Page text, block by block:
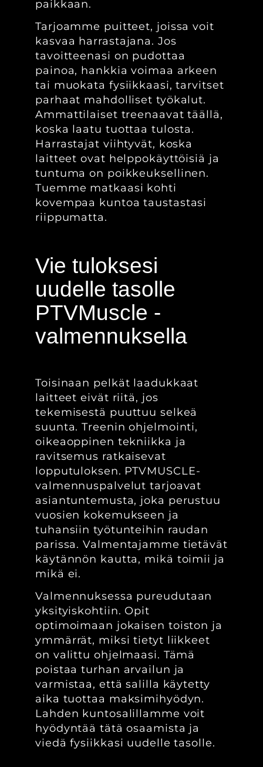
paikkaan.
Tarjoamme puitteet, joissa voit
kasvaa harrastajana. Jos
tavoitteenasi on pudottaa
painoa, hankkia voimaa arkeen
tai muokata fysiikkaasi, tarvitset
parhaat mahdolliset työkalut.
Ammattilaiset treenaavat täällä,
koska laatu tuottaa tulosta.
Harrastajat viihtyvät, koska
laitteet ovat helppokäyttöisiä ja
tuntuma on poikkeuksellinen.
Tuemme matkaasi kohti
kovempaa kuntoa taustastasi
riippumatta.
Vie tuloksesi
uudelle tasolle
PTVMuscle -
valmennuksella
Toisinaan pelkät laadukkaat
laitteet eivät riitä, jos
tekemisestä puuttuu selkeä
suunta. Treenin ohjelmointi,
oikeaoppinen tekniikka ja
ravitsemus ratkaisevat
lopputuloksen. PTVMUSCLE-
valmennuspalvelut tarjoavat
asiantuntemusta, joka perustuu
vuosien kokemukseen ja
tuhansiin työtunteihin raudan
parissa. Valmentajamme tietävät
käytännön kautta, mikä toimii ja
mikä ei.
Valmennuksessa pureudutaan
yksityiskohtiin. Opit
optimoimaan jokaisen toiston ja
ymmärrät, miksi tietyt liikkeet
on valittu ohjelmaasi. Tämä
poistaa turhan arvailun ja
varmistaa, että salilla käytetty
aika tuottaa maksimihyödyn.
Lahden kuntosalillamme voit
hyödyntää tätä osaamista ja
viedä fysiikkasi uudelle tasolle.